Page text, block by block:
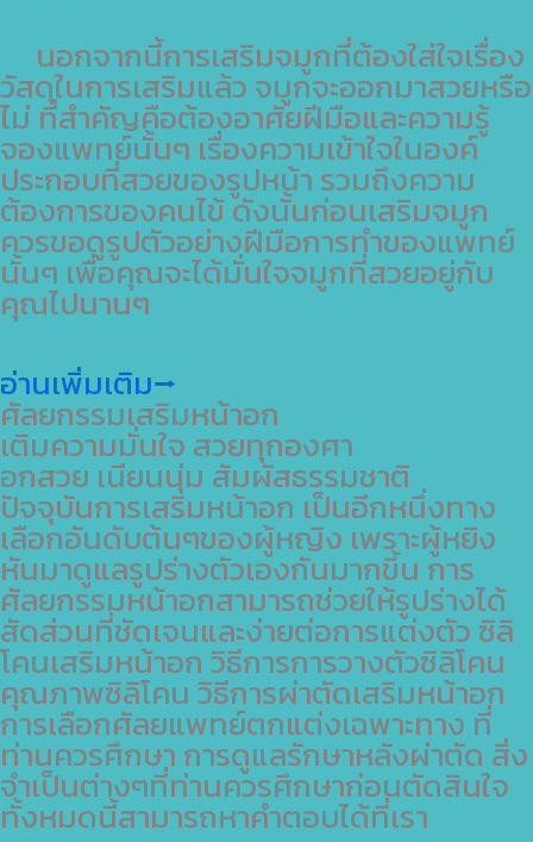
นอกจากนี้การเสริมจมูกที่ต้องใส่ใจเรื่อง
วัสดุในการเสริมแล้ว จมูกจะออกมาสวยหรือ
ไม่ ที่สำคัญคือต้องอาศัยฝีมือและความรู้
จองแพทย์นั้นๆ เรื่องความเข้าใจในองค์
ประกอบที่สวยของรูปหน้า รวมถึงความ
ต้องการของคนไข้ ดังนั้นก่อนเสริมจมูก
ควรขอดูรูปตัวอย่างฝีมือการทำของแพทย์
นั้นๆ เพื่อคุณจะได้มั่นใจจมูกที่สวยอยู่กับ
คุณไปนานๆ
อ่านเพิ่มเติม⭢
ศัลยกรรมเสริมหน้าอก
เติมความมั่นใจ สวยทุกองศา
อกสวย เนียนนุ่ม สัมผัสธรรมชาติ
ปัจจุบันการเสริมหน้าอก เป็นอีกหนึ่งทาง
เลือกอันดับต้นๆของผู้หญิง เพราะผู้หยิง
หันมาดูแลรูปร่างตัวเองกันมากขึ้น การ
ศัลยกรรมหน้าอกสามารถช่วยให้รูปร่างได้
สัดส่วนที่ชัดเจนและง่ายต่อการแต่งตัว ซิลิ
โคนเสริมหน้าอก วิธีการการวางตัวซิลิโคน
คุณภาพซิลิโคน วิธีการผ่าตัดเสริมหน้าอก
การเลือกศัลยแพทย์ตกแต่งเฉพาะทาง ที่
ท่านควรศึกษา การดูแลรักษาหลังผ่าตัด สิ่ง
จำเป็นต่างๆที่ท่านควรศึกษาก่อนตัดสินใจ
ทั้งหมดนี้สามารถหาคำตอบได้ที่เรา